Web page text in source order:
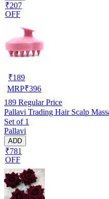
₹207
OFF
₹189
MRP₹396
189 Regular Price
Pallavi Trading Hair Scalp
Set of 1
Pallavi
ADD
₹781
OFF